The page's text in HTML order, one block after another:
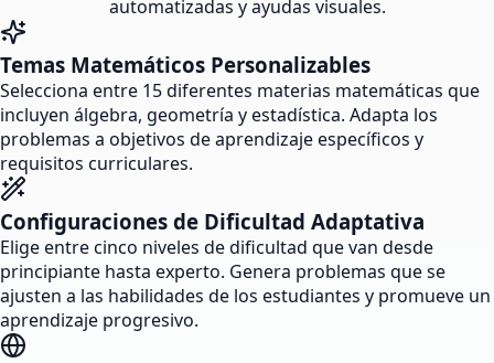
automatizadas y ayudas visuales.
Temas Matemáticos Personalizables
Selecciona entre 15 diferentes materias matemáticas que
incluyen álgebra, geometría y estadística. Adapta los
problemas a objetivos de aprendizaje específicos y
requisitos curriculares.
Configuraciones de Dificultad Adaptativa
Elige entre cinco niveles de dificultad que van desde
principiante hasta experto. Genera problemas que se
ajusten a las habilidades de los estudiantes y promueve un
aprendizaje progresivo.